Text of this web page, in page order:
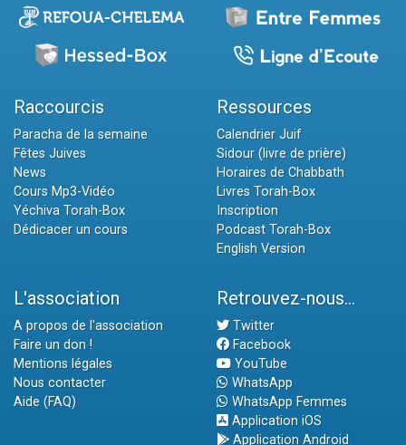
Raccourcis
Paracha de la semaine
Fêtes Juives
News
Cours Mp3-Vidéo
Yéchiva Torah-Box
Dédicacer un cours
Ressources
Calendrier Juif
Sidour (livre de prière)
Horaires de Chabbath
Livres Torah-Box
Inscription
Podcast Torah-Box
English Version
L'association
A propos de l'association
Faire un don !
Mentions légales
Nous contacter
Aide (FAQ)
Retrouvez-nous...
Twitter
Facebook
YouTube
WhatsApp
WhatsApp Femmes
Application iOS
Application Android